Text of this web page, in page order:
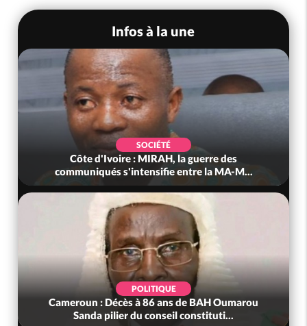
Infos à la une
SOCIÉTÉ
Côte d'Ivoire : MIRAH, la guerre des
communiqués s'intensifie entre la MA-M...
POLITIQUE
Cameroun : Décès à 86 ans de BAH Oumarou
Sanda pilier du conseil constituti...